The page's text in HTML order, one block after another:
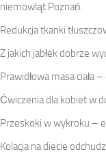
niemowląt Poznań.
Redukcja tkanki
Z jakich jabłek dobrze
Prawidłowa masa ciała
Ćwiczenia dla kobiet w
Przeskoki w wykroku –
Kolacja na diecie